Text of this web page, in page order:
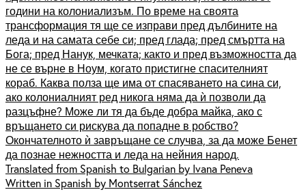
години на колониализъм. По време на своята
трансформация тя ще се изправи пред дълбините на
леда и на самата себе си; пред глада; пред смъртта на
Бога; пред Нанук, мечката; както и пред възможността да
не се върне в Ноум, когато пристигне спасителният
кораб. Каква полза ще има от спасяването на сина си,
ако колониалният ред никога няма да ѝ позволи да
разцъфне? Може ли тя да бъде добра майка, ако с
връщането си рискува да попадне в робство?
Окончателното ѝ завръщане се случва, за да може Бенет
да познае нежността и леда на нейния народ.
Translated from Spanish to Bulgarian by Ivana Peneva
Written in Spanish by Montserrat Sánchez